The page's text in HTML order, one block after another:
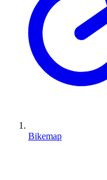
Bikemap